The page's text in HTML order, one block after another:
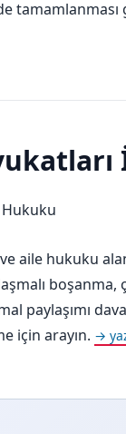
Hukuku
aile hukuku
paylaşımı
için arayın. →